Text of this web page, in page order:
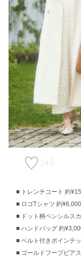
148
トレンチコート 約
ロゴTシャツ 約
ドット柄ペンシルス
ハンドバッグ 約
ベルト付きポインテ
ゴールドフープピア